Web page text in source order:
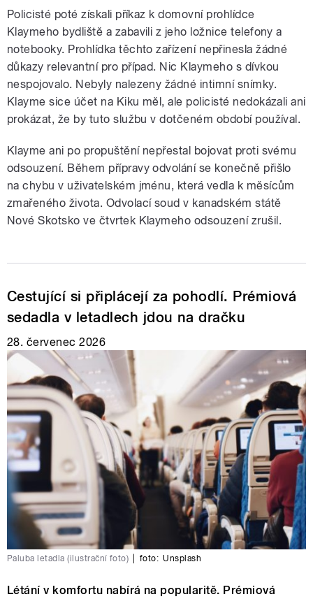
Policisté poté získali příkaz k domovní prohlídce
Klaymeho bydliště a zabavili z jeho ložnice telefony a
notebooky. Prohlídka těchto zařízení nepřinesla žádné
důkazy relevantní pro případ. Nic Klaymeho s dívkou
nespojovalo. Nebyly nalezeny žádné intimní snímky.
Klayme sice účet na Kiku měl, ale policisté nedokázali ani
prokázat, že by tuto službu v dotčeném období používal.
Klayme ani po propuštění nepřestal bojovat proti svému
odsouzení. Během přípravy odvolání se konečně přišlo
na chybu v uživatelském jménu, která vedla k měsícům
zmařeného života. Odvolací soud v kanadském státě
Nové Skotsko ve čtvrtek Klaymeho odsouzení zrušil.
Cestující si připlácejí za pohodlí. Prémiová
sedadla v letadlech jdou na dračku
28. červenec 2026
Paluba letadla (ilustrační foto) foto: Unsplash
Létání v komfortu nabírá na popularitě. Prémiová